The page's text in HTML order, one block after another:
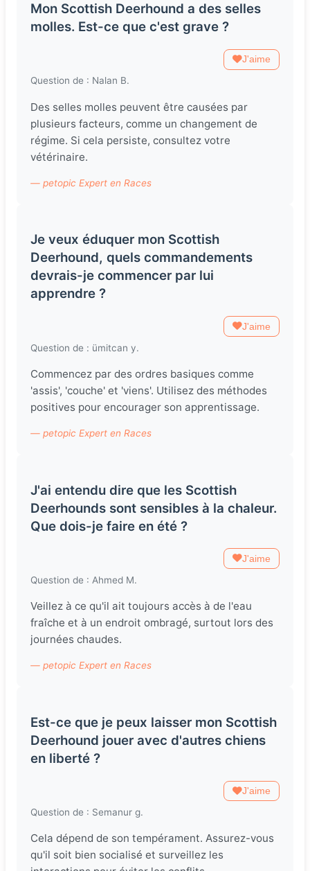
Mon Scottish Deerhound a des selles
molles. Est-ce que c'est grave ?
J'aime
Question de : Nalan B.
Des selles molles peuvent être causées par
plusieurs facteurs, comme un changement de
régime. Si cela persiste, consultez votre
vétérinaire.
— petopic Expert en Races
Je veux éduquer mon Scottish
Deerhound, quels commandements
devrais-je commencer par lui
apprendre ?
J'aime
Question de : ümitcan y.
Commencez par des ordres basiques comme
'assis', 'couche' et 'viens'. Utilisez des méthodes
positives pour encourager son apprentissage.
— petopic Expert en Races
J'ai entendu dire que les Scottish
Deerhounds sont sensibles à la chaleur.
Que dois-je faire en été ?
J'aime
Question de : Ahmed M.
Veillez à ce qu'il ait toujours accès à de l'eau
fraîche et à un endroit ombragé, surtout lors des
journées chaudes.
— petopic Expert en Races
Est-ce que je peux laisser mon Scottish
Deerhound jouer avec d'autres chiens
en liberté ?
J'aime
Question de : Semanur g.
Cela dépend de son tempérament. Assurez-vous
qu'il soit bien socialisé et surveillez les